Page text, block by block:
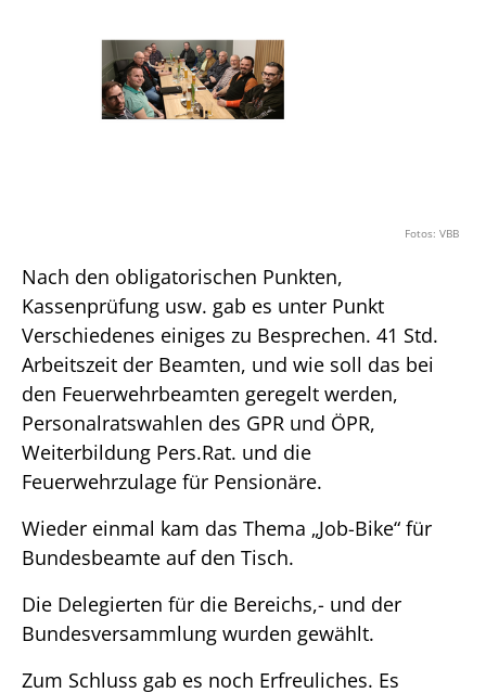
Fotos: VBB
Nach den obligatorischen Punkten,
Kassenprüfung usw. gab es unter Punkt
Verschiedenes einiges zu Besprechen. 41 Std.
Arbeitszeit der Beamten, und wie soll das bei
den Feuerwehrbeamten geregelt werden,
Personalratswahlen des GPR und ÖPR,
Weiterbildung Pers.Rat. und die
Feuerwehrzulage für Pensionäre.
Wieder einmal kam das Thema „Job-Bike“ für
Bundesbeamte auf den Tisch.
Die Delegierten für die Bereichs,- und der
Bundesversammlung wurden gewählt.
Zum Schluss gab es noch Erfreuliches. Es